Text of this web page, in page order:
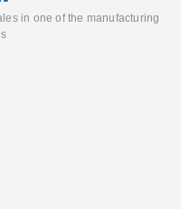
in one of the manufacturing